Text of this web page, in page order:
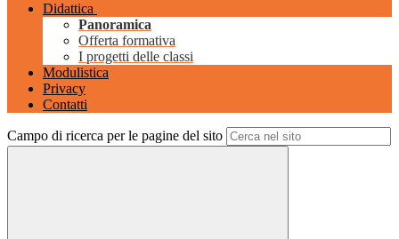
Didattica
Panoramica
Offerta formativa
I progetti delle classi
Modulistica
Privacy
Contatti
Campo di ricerca per le pagine del sito